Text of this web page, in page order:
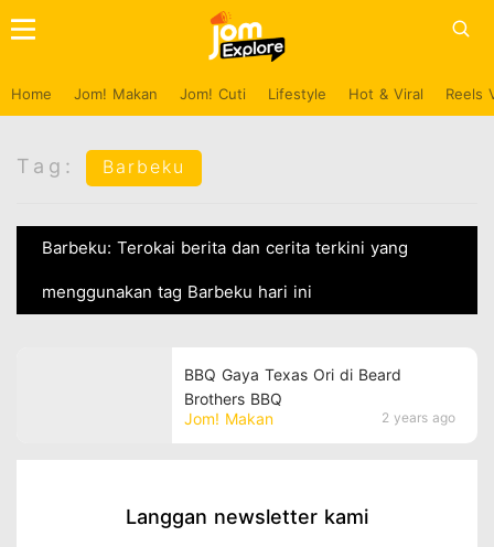
Home Jom! Makan Jom! Cuti Lifestyle Hot & Viral Reels
Tag: Barbeku
Barbeku: Terokai berita dan cerita terkini yang
menggunakan tag Barbeku hari ini
Jom! Makan 2 years ago
BBQ Gaya Texas Ori di Beard
Brothers BBQ
Langgan newsletter kami